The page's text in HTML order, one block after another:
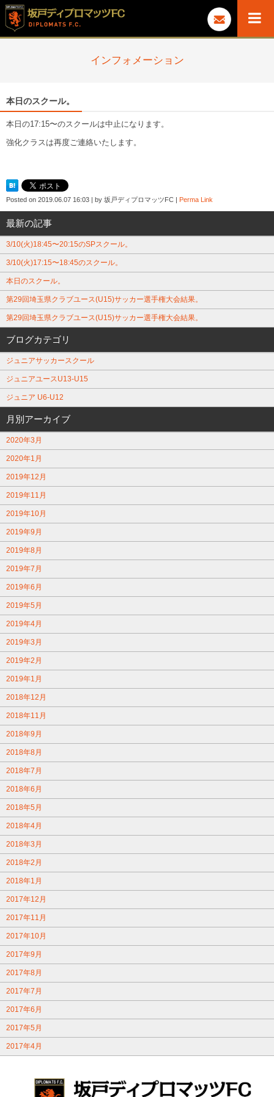
インフォメーション
本日のスクール。
本日の17:15〜のスクールは中止になります。
強化クラスは再度ご連絡いたします。
Posted on 2019.06.07 16:03 | by 坂戸ディプロマッツFC | Perma Link
最新の記事
3/10(火)18:45〜20:15のSPスクール。
3/10(火)17:15〜18:45のスクール。
本日のスクール。
第29回埼玉県クラブユース(U15)サッカー選手権大会結果。
第29回埼玉県クラブユース(U15)サッカー選手権大会結果。
ブログカテゴリ
ジュニアサッカースクール
ジュニアユースU13-U15
ジュニア U6-U12
月別アーカイブ
2020年3月
2020年1月
2019年12月
2019年11月
2019年10月
2019年9月
2019年8月
2019年7月
2019年6月
2019年5月
2019年4月
2019年3月
2019年2月
2019年1月
2018年12月
2018年11月
2018年9月
2018年8月
2018年7月
2018年6月
2018年5月
2018年4月
2018年3月
2018年2月
2018年1月
2017年12月
2017年11月
2017年10月
2017年9月
2017年8月
2017年7月
2017年6月
2017年5月
2017年4月